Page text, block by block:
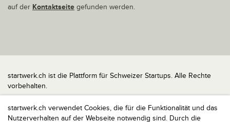
startwerk.ch verwendet Cookies, die für die Funktionalität und das
Nutzerverhalten auf der Webseite notwendig sind. Durch die
auf der Kontaktseite gefunden werden.
startwerk.ch ist die Plattform für Schweizer Startups. Alle Rechte
vorbehalten.
Impressum
Kontakt